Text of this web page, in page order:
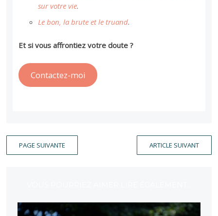
sur votre vie.
Le bon, la brute et le truand.
Et si vous affrontiez votre doute ?
Contactez-moi
PAGE SUIVANTE ARTICLE SUIVANT